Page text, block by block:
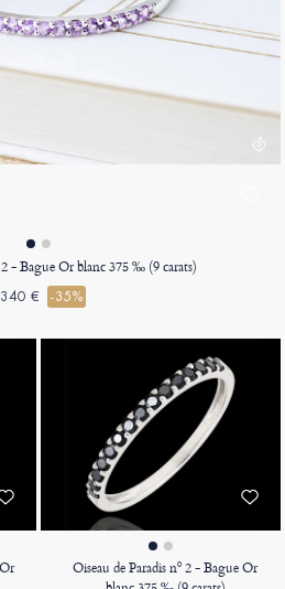
2 - Bague Or blanc 375 ‰ (9 carats)
340 € -35%
Oiseau de Paradis nº 2 - Bague Or